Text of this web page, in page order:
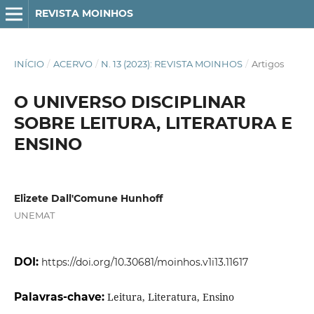
REVISTA MOINHOS
INÍCIO / ACERVO / N. 13 (2023): REVISTA MOINHOS / Artigos
O UNIVERSO DISCIPLINAR
SOBRE LEITURA, LITERATURA E
ENSINO
Elizete Dall'Comune Hunhoff
UNEMAT
DOI: https://doi.org/10.30681/moinhos.v1i13.11617
Palavras-chave: Leitura, Literatura, Ensino